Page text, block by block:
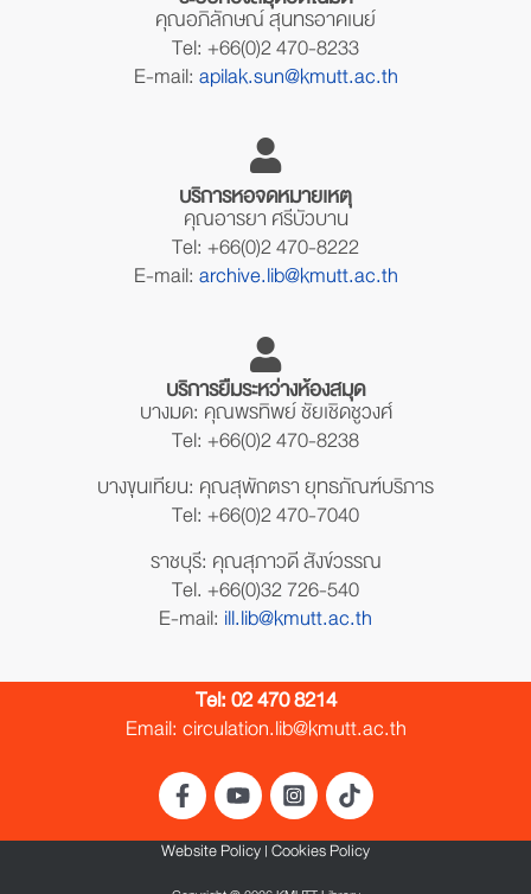
ระบบห้องสมุดอัตโนมัติ
คุณอภิลักษณ์ สุนทรอาคเนย์
Tel: +66(0)2 470-8233
E-mail: apilak.sun@kmutt.ac.th
บริการหอจดหมายเหตุ
คุณอารยา ศรีบัวบาน
Tel: +66(0)2 470-8222
E-mail: archive.lib@kmutt.ac.th
บริการยืมระหว่างห้องสมุด
บางมด: คุณพรทิพย์ ชัยเชิดชูวงศ์
Tel: +66(0)2 470-8238
บางขุนเทียน: คุณสุพักตรา ยุทธภัณฑ์บริภาร
Tel: +66(0)2 470-7040
ราชบุรี: คุณสุภาวดี สังข์วรรณ
Tel. +66(0)32 726-540
E-mail: ill.lib@kmutt.ac.th
Tel: 02 470 8214
Email: circulation.lib@kmutt.ac.th
Website Policy Cookies Policy